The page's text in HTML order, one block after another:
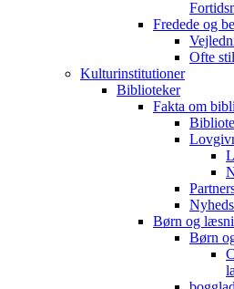
Fredede og
Ofte
Kulturinstitutioner
Biblioteker
Fakta om
Børn og
Børn